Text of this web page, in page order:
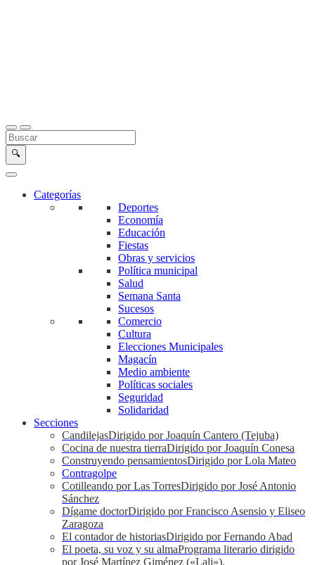
Buscar en la web
Buscar
🔍
Categorías
Deportes
Economía
Educación
Fiestas
Obras y servicios
Política municipal
Salud
Semana Santa
Sucesos
Comercio
Cultura
Elecciones Municipales
Magacín
Medio ambiente
Políticas sociales
Seguridad
Solidaridad
Secciones
CandilejasDirigido por Joaquín Cantero (Tejuba)
Cocina de nuestra tierraDirigido por Joaquín Conesa
Construyendo pensamientosDirigido por Lola Mateo
Contragolpe
Cotilleando por Las TorresDirigido por José Antonio
Sánchez
Dígame doctorDirigido por Francisco Asensio y Eliseo
Zaragoza
El contador de historiasDirigido por Fernando Abad
El poeta, su voz y su almaPrograma literario dirigido
por José Martínez Giménez («Lali»).